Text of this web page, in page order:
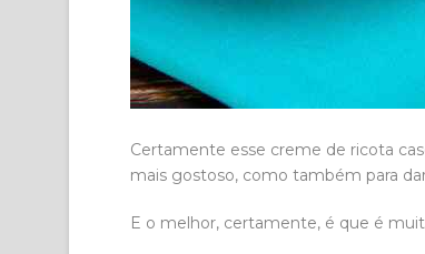
Certamente esse creme de ricota
mais gostoso, como também para
E o melhor, certamente, é que é